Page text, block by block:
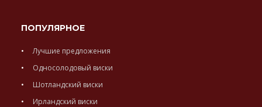
ПОПУЛЯРНОЕ
Лучшие предложения
Односолодовый виски
Шотландский виски
Ирландский виски